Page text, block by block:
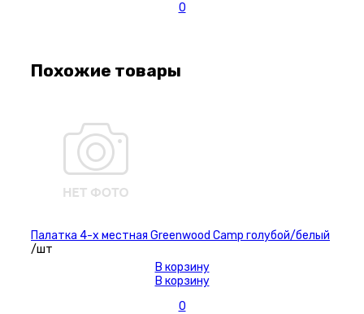
0
Похожие товары
Палатка 4-х местная Greenwood Camp голубой/белый
/шт
В корзину
В корзину
0